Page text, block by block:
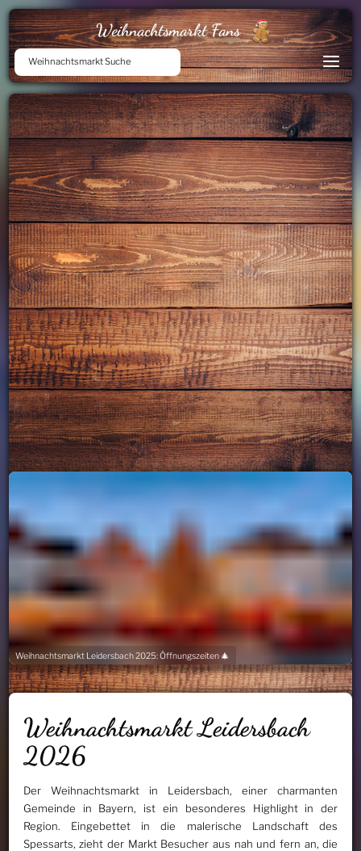
Weihnachtsmarkt Fans
Weihnachtsmarkt Suche
Weihnachtsmarkt Leidersbach 2025: Öffnungszeiten 🎄
Weihnachtsmarkt Leidersbach
2026
Der Weihnachtsmarkt in Leidersbach, einer charmanten
Gemeinde in Bayern, ist ein besonderes Highlight in der
Region. Eingebettet in die malerische Landschaft des
Spessarts, zieht der Markt Besucher aus nah und fern an, die